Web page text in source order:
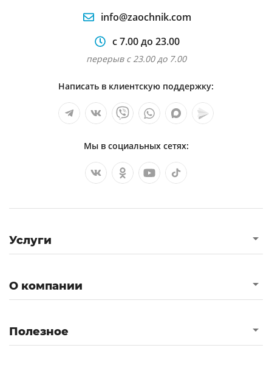
info@zaochnik.com
с 7.00 до 23.00
перерыв с 23.00 до 7.00
Написать в клиентскую поддержку:
Мы в социальных сетях:
Услуги
О компании
Полезное